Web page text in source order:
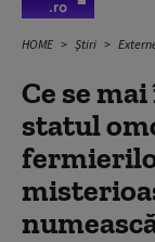
HOME Știri
Ce se
statul